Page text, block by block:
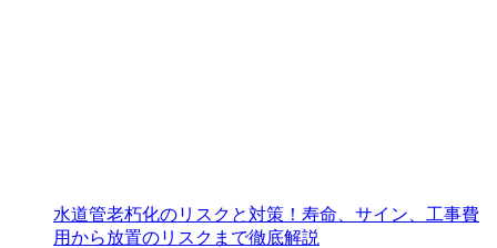
水道管老朽化のリスクと対策！寿命、サイン、工事費
用から放置のリスクまで徹底解説